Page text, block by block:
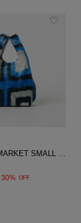
THE SUPERMARKET SMALL BAG
30% OFF